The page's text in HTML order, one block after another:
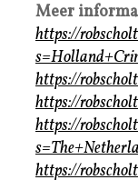
Meer
https://
https://
https://
https://
https://